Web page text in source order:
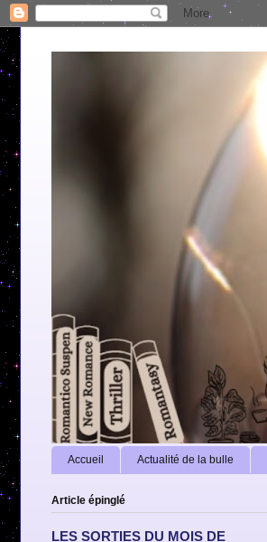
Accueil Actualité de la bulle
Article épinglé
LES SORTIES DU MOIS DE